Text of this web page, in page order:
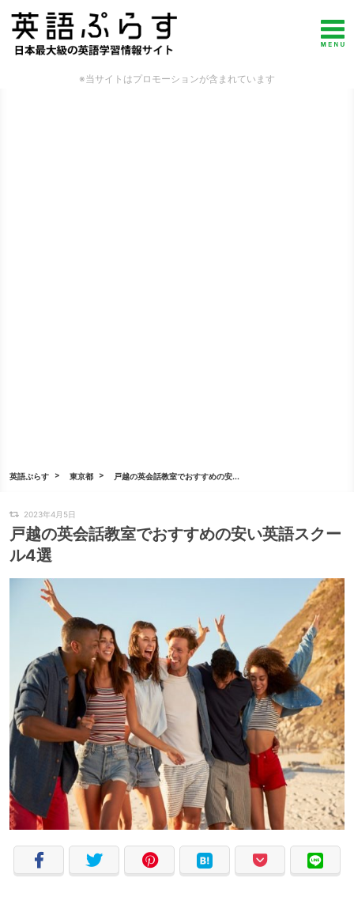
※当サイトはプロモーションが含まれています
英語ぷらす 東京都 戸越の英会話教室でおすすめの安...
2023年4月5日
戸越の英会話教室でおすすめの安い英語スクー
ル4選